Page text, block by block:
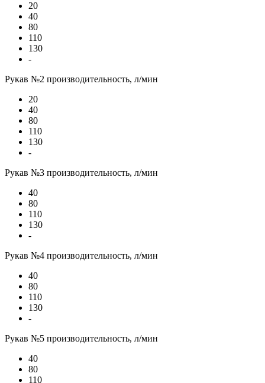
20
40
80
110
130
-
Рукав №2 производительность, л/мин
20
40
80
110
130
-
Рукав №3 производительность, л/мин
40
80
110
130
-
Рукав №4 производительность, л/мин
40
80
110
130
-
Рукав №5 производительность, л/мин
40
80
110